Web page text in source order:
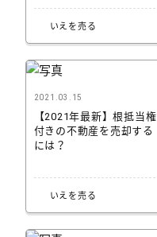
いえを売る
2021.03.15
【2021年最新】根抵当権
付きの不動産を売却する
には？
いえを売る